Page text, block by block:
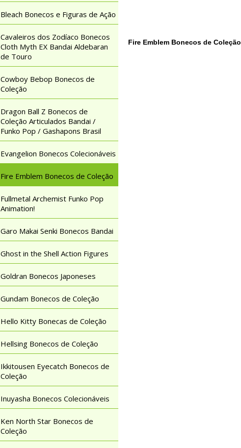
Bleach Bonecos e Figuras de Ação
Cavaleiros dos Zodíaco Bonecos
Cloth Myth EX Bandai Aldebaran
de Touro
Cowboy Bebop Bonecos de
Coleção
Dragon Ball Z Bonecos de
Coleção Articulados Bandai /
Funko Pop / Gashapons Brasil
Evangelion Bonecos Colecionáveis
Fire Emblem Bonecos de Coleção
Fullmetal Archemist Funko Pop
Animation!
Garo Makai Senki Bonecos Bandai
Ghost in the Shell Action Figures
Goldran Bonecos Japoneses
Gundam Bonecos de Coleção
Hello Kitty Bonecas de Coleção
Hellsing Bonecos de Coleção
Ikkitousen Eyecatch Bonecos de
Coleção
Inuyasha Bonecos Colecionáveis
Ken North Star Bonecos de
Coleção
Fire Emblem Bonecos de Coleção